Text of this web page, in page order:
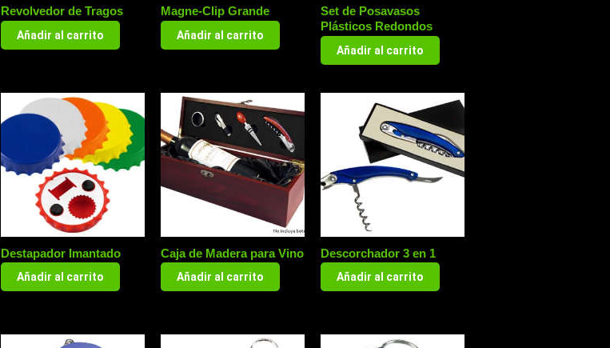
Revolvedor de Tragos
Añadir al carrito
Magne-Clip Grande
Añadir al carrito
Set de Posavasos
Plásticos Redondos
Añadir al carrito
Destapador Imantado
Añadir al carrito
Caja de Madera para Vino
Añadir al carrito
Descorchador 3 en 1
Añadir al carrito